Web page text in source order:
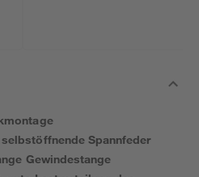
Spannfeder
Gewindestange